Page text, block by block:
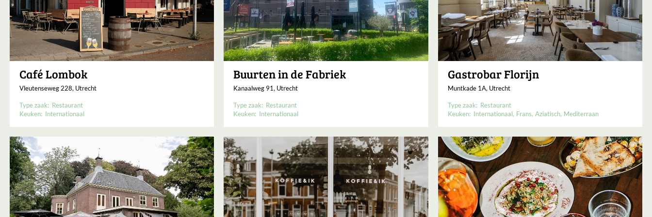
Café Lombok
Vleutenseweg 228, Utrecht
Type zaak: Restaurant
Keuken: Internationaal
Buurten in de Fabriek
Kanaalweg 91, Utrecht
Type zaak: Restaurant
Keuken: Internationaal
Gastrobar Florijn
Muntkade 1A, Utrecht
Type zaak: Restaurant
Keuken: Internationaal Frans Aziatisch Mediterraan